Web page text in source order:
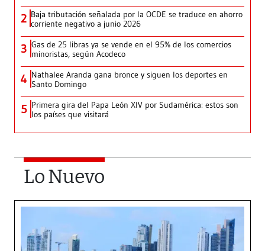
2 Baja tributación señalada por la OCDE se traduce en ahorro
corriente negativo a junio 2026
3 Gas de 25 libras ya se vende en el 95% de los comercios
minoristas, según Acodeco
4 Nathalee Aranda gana bronce y siguen los deportes en
Santo Domingo
5 Primera gira del Papa León XIV por Sudamérica: estos son
los países que visitará
Lo Nuevo